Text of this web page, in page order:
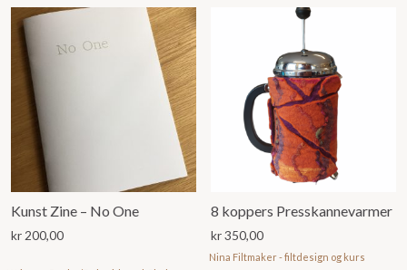
Kunst Zine – No One
kr 200,00
8 koppers Presskannevarmer
kr350,00
Nina Filtmaker - filtdesign og kurs